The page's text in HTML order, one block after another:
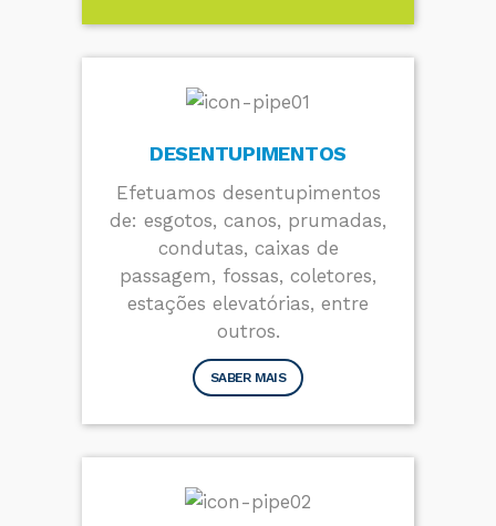
DESENTUPIMENTOS
Efetuamos desentupimentos
de: esgotos, canos, prumadas,
condutas, caixas de
passagem, fossas, coletores,
estações elevatórias, entre
outros.
SABER MAIS